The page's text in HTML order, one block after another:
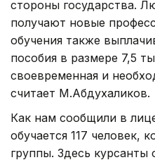
стороны государства.
получают новые
обучения также
пособия в размере 7,5
своевременная и
считает М.Абдухаликов.
Как нам сообщили в
обучается 117 человек,
группы. Здесь